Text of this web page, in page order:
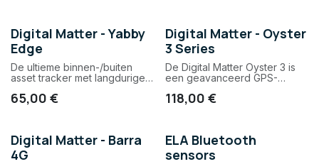
Digital Matter - Yabby
Edge
De ultieme binnen-/buiten
asset tracker met langdurige
65,00 €
Digital Matter - Oyster
3 Series
De Digital Matter Oyster 3 is
een geavanceerd GPS-
beschikbaar is in
118,00 €
Digital Matter - Barra
4G
ELA Bluetooth
sensors